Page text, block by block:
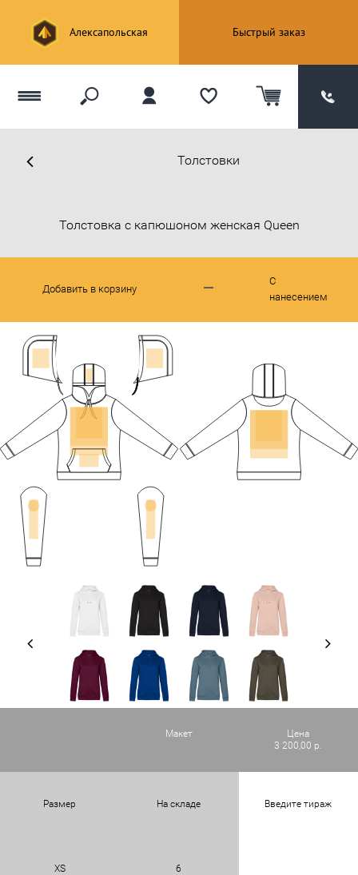
Алексапольская Быстрый заказ
Толстовки
С
нанесением
Толстовка с капюшоном женская Queen
Добавить в корзину
Макет
Цена
3 200,00 р.
Размер На складе Введите тираж
XS 6